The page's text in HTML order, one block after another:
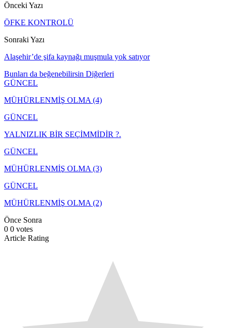
Önceki Yazı
ÖFKE KONTROLÜ
Sonraki Yazı
Alaşehir’de şifa kaynağı muşmula yok satıyor
Bunları da beğenebilirsin Diğerleri
GÜNCEL
MÜHÜRLENMİŞ OLMA (4)
GÜNCEL
YALNIZLIK BİR SEÇİMMİDİR ?.
GÜNCEL
MÜHÜRLENMİŞ OLMA (3)
GÜNCEL
MÜHÜRLENMİŞ OLMA (2)
Önce Sonra
0 0 votes
Article Rating